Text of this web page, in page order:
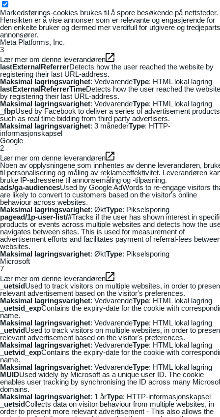
Markedsførings-cookies brukes til å spore besøkende på nettsteder.
Hensikten er å vise annonser som er relevante og engasjerende for
den enkelte bruker og dermed mer verdifull for utgivere og tredjeparts
annonsører.
Meta Platforms, Inc.
3
Lær mer om denne leverandøren
lastExternalReferrerDetects how the user reached the website by
registering their last URL-address.
Maksimal lagringsvarighet: VedvarendeType: HTML lokal lagring
lastExternalReferrerTimeDetects how the user reached the website
by registering their last URL-address.
Maksimal lagringsvarighet: VedvarendeType: HTML lokal lagring
_fbpUsed by Facebook to deliver a series of advertisement products
such as real time bidding from third party advertisers.
Maksimal lagringsvarighet: 3 månederType: HTTP-
informasjonskapsel
Google
2
Lær mer om denne leverandøren
Noen av opplysningene som innhentes av denne leverandøren,
til personalisering og måling av reklameeffektivitet. Leverandøren
bruke IP-adressene til annonsemåling og -tilpasning.
ads/ga-audiencesUsed by Google AdWords to re-engage visitors
are likely to convert to customers based on the visitor's online
behaviour across websites.
Maksimal lagringsvarighet: ØktType: Pikselsporing
pagead/1p-user-list/#Tracks if the user has shown interest in
products or events across multiple websites and detects how the
navigates between sites. This is used for measurement of
advertisement efforts and facilitates payment of referral-fees
websites.
Maksimal lagringsvarighet: ØktType: Pikselsporing
Microsoft
7
Lær mer om denne leverandøren
_uetsidUsed to track visitors on multiple websites, in order to
relevant advertisement based on the visitor's preferences.
Maksimal lagringsvarighet: VedvarendeType: HTML lokal lagring
_uetsid_expContains the expiry-date for the cookie with
name.
Maksimal lagringsvarighet: VedvarendeType: HTML lokal lagring
_uetvidUsed to track visitors on multiple websites, in order to
relevant advertisement based on the visitor's preferences.
Maksimal lagringsvarighet: VedvarendeType: HTML lokal lagring
_uetvid_expContains the expiry-date for the cookie with
name.
Maksimal lagringsvarighet: VedvarendeType: HTML lokal lagring
MUIDUsed widely by Microsoft as a unique user ID. The cookie
enables user tracking by synchronising the ID across many
domains.
Maksimal lagringsvarighet: 1 årType: HTTP-informasjonskapsel
_uetsidCollects data on visitor behaviour from multiple websites, in
order to present more relevant advertisement - This also allows the